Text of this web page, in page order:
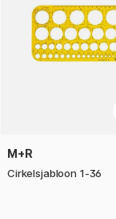
M+R
Cirkelsjabloon 1-36